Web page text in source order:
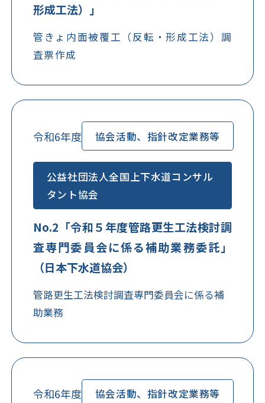
形成工法）」
管きょ内面被覆工（反転・形成工法）調
査票作成
令和6年度 協会活動、指針改定業務等
公益社団法人全国上下水道コンサル
タント協会
No.2「令和５年度管路更生工法検討調
査専門委員会に係る補助業務委託」
（日本下水道協会）
管路更生工法検討調査専門委員会に係る補
助業務
令和6年度 協会活動、指針改定業務等